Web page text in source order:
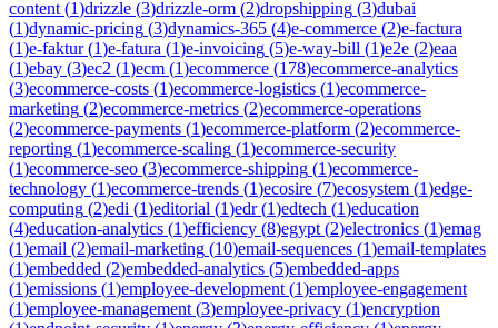
content (1)drizzle (3)drizzle-orm (2)dropshipping (3)dubai
(1)dynamic-pricing (3)dynamics-365 (4)e-commerce (2)e-factura
(1)e-faktur(1)e-fatura (1)e-invoicing (5)e-way-bill (1)e2e (2)eaa
(1)ebay (3)ec2 (1)ecm (1)ecommerce (178)ecommerce-analytics
(3)ecommerce-costs (1)ecommerce-logistics (1)ecommerce-
marketing (2)ecommerce-metrics (2)ecommerce-operations
(2)ecommerce-payments (1)ecommerce-platform (2)ecommerce-
reporting (1)ecommerce-scaling (1)ecommerce-security
(1)ecommerce-seo (3)ecommerce-shipping (1)ecommerce-
technology (1)ecommerce-trends (1)ecosire (7)ecosystem (1)edge-
computing (2)edi (1)editorial (1)edr(1)edtech (1)education
(4)education-analytics (1)efficiency (8)egypt (2)electronics (1)emag
(1)email (2)email-marketing (10)email-sequences (1)email-templates
(1)embedded (2)embedded-analytics (5)embedded-apps
(1)emissions (1)employee-development (1)employee-engagement
(1)employee-management (3)employee-privacy (1)encryption